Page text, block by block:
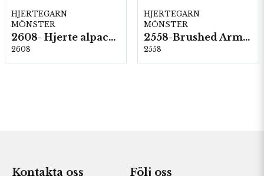
HJERTEGARN
MÖNSTER
2608- Hjerte alpacka
2608
HJERTEGARN
MÖNSTER
2558-Brushed Armonia
2558
Kontakta oss Följ oss